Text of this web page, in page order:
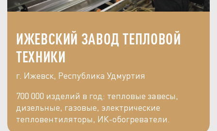
ИЖЕВСКИЙ ЗАВОД ТЕПЛОВОЙ
ТЕХНИКИ
г. Ижевск, Республика Удмуртия
700 000 изделий в год: тепловые завесы,
дизельные, газовые, электрические
тепловентиляторы, ИК-обогреватели.